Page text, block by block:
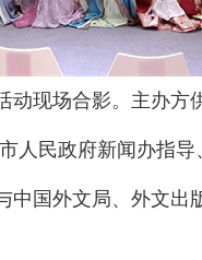
动现场合影。主办方
人民政府新闻办指
国外文局、外文